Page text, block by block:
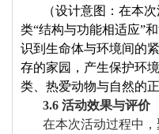
（设计意图： 在本
类“结构与功能相适应”
识到生命体与环境间的
存的家园，产生保护环
类、热爱动物与自然的正
3.6 活动效果与评价
在本次活动过程中